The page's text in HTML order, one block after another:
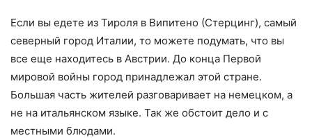
Если вы едете из Тироля в Випитено (Стерцинг), самый
северный город Италии, то можете подумать, что вы
все еще находитесь в Австрии. До конца Первой
мировой войны город принадлежал этой стране.
Большая часть жителей разговаривает на немецком, а
не на итальянском языке. Так же обстоит дело и с
местными блюдами.